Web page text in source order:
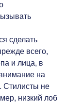
сделать
всего,
и лица, в
на
Стилисты не
низкий лоб